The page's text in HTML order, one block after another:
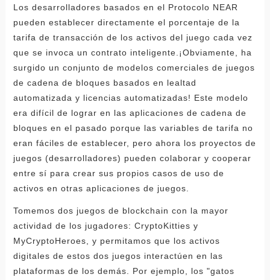
Los desarrolladores basados ​​en el Protocolo NEAR
pueden establecer directamente el porcentaje de la
tarifa de transacción de los activos del juego cada vez
que se invoca un contrato inteligente.¡Obviamente, ha
surgido un conjunto de modelos comerciales de juegos
de cadena de bloques basados ​​en lealtad
automatizada y licencias automatizadas! Este modelo
era difícil de lograr en las aplicaciones de cadena de
bloques en el pasado porque las variables de tarifa no
eran fáciles de establecer, pero ahora los proyectos de
juegos (desarrolladores) pueden colaborar y cooperar
entre sí para crear sus propios casos de uso de
activos en otras aplicaciones de juegos.
Tomemos dos juegos de blockchain con la mayor
actividad de los jugadores: CryptoKitties y
MyCryptoHeroes, y permitamos que los activos
digitales de estos dos juegos interactúen en las
plataformas de los demás. Por ejemplo, los "gatos